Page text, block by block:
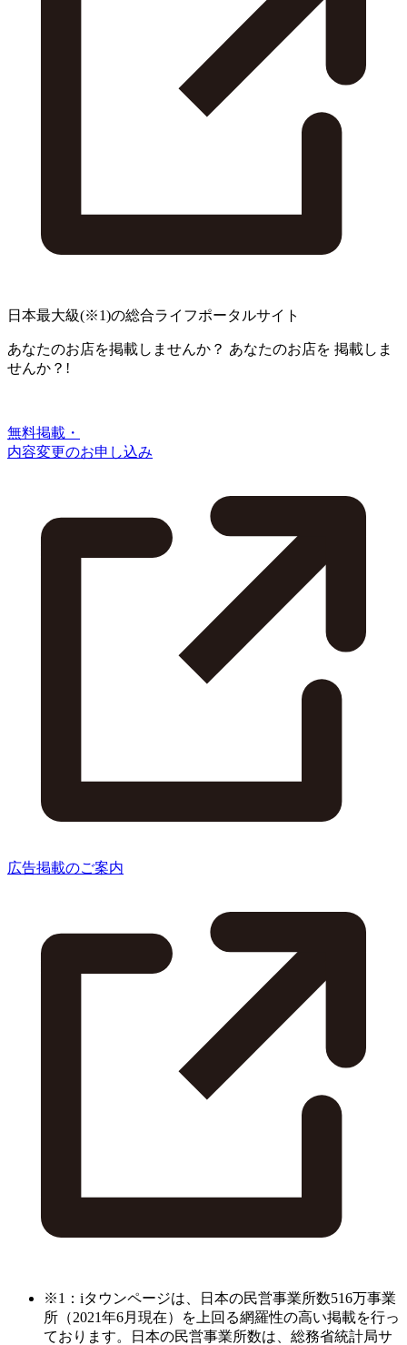
日本最大級(※1)の総合ライフポータルサイト
あなたのお店を掲載しませんか？ あなたのお店を 掲載しま
せんか？!
無料掲載・
内容変更のお申し込み
広告掲載のご案内
※1：iタウンページは、日本の民営事業所数516万事業
所（2021年6月現在）を上回る網羅性の高い掲載を行っ
ております。日本の民営事業所数は、総務省統計局サ